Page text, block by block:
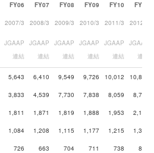
FY06 FY07 FY08 FY09 FY10 FY11
2007/3 2008/3 2009/3 2010/3 2011/3 2012/3
JGAAP
連結
JGAAP
連結
JGAAP
連結
JGAAP
連結
JGAAP
連結
JGAAP
連結
5,643 6,410 9,549 9,726 10,012 10,871
3,833 4,539 7,730 7,838 8,059 8,730
1,811 1,871 1,819 1,888 1,953 2,141
1,084 1,208 1,115 1,177 1,215 1,322
726 663 704 711 738 820